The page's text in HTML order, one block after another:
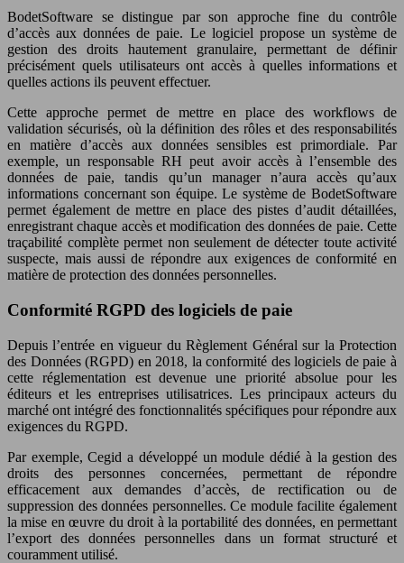
BodetSoftware se distingue par son approche fine du contrôle
d’accès aux données de paie. Le logiciel propose un système de
gestion des droits hautement granulaire, permettant de définir
précisément quels utilisateurs ont accès à quelles informations et
quelles actions ils peuvent effectuer.
Cette approche permet de mettre en place des workflows
de
validation sécurisés, où la définition des rôles et des responsabilités
en matière d’accès aux données sensibles est primordiale. Par
exemple, un responsable RH peut avoir accès à l’ensemble des
données de paie, tandis qu’un manager n’aura accès qu’aux
informations concernant son équipe. Le système de BodetSoftware
permet également de mettre en place des pistes d’audit détaillées,
enregistrant chaque accès et modification des données de paie. Cette
traçabilité complète permet non seulement de détecter toute activité
suspecte, mais aussi de répondre aux exigences de conformité en
matière de protection des données personnelles.
Conformité RGPD des logiciels de paie
Depuis l’entrée en vigueur du Règlement Général sur la Protection
des Données (RGPD) en 2018, la conformité des logiciels de paie à
cette réglementation est devenue une priorité absolue pour les
éditeurs et les entreprises utilisatrices. Les principaux acteurs du
marché ont intégré des fonctionnalités spécifiques pour répondre aux
exigences du RGPD.
Par exemple, Cegid a développé un module dédié à la gestion des
droits des personnes concernées, permettant de répondre
efficacement aux demandes d’accès, de rectification ou de
suppression des données personnelles. Ce module facilite également
la mise en œuvre du droit à la portabilité des données, en permettant
l’export des données personnelles dans un format structuré et
couramment utilisé.